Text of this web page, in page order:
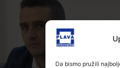
Da bismo pružili